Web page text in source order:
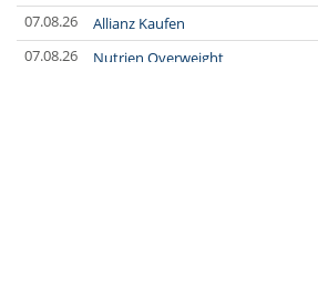
07.08.26
Allianz Kaufen
07.08.26
Nutrien Overweight